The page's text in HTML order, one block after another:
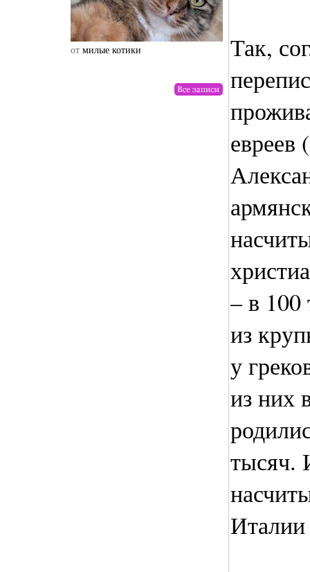
от милые котики drunktwi
Так,
евреев
– в 100
из
у
из них
тысяч.